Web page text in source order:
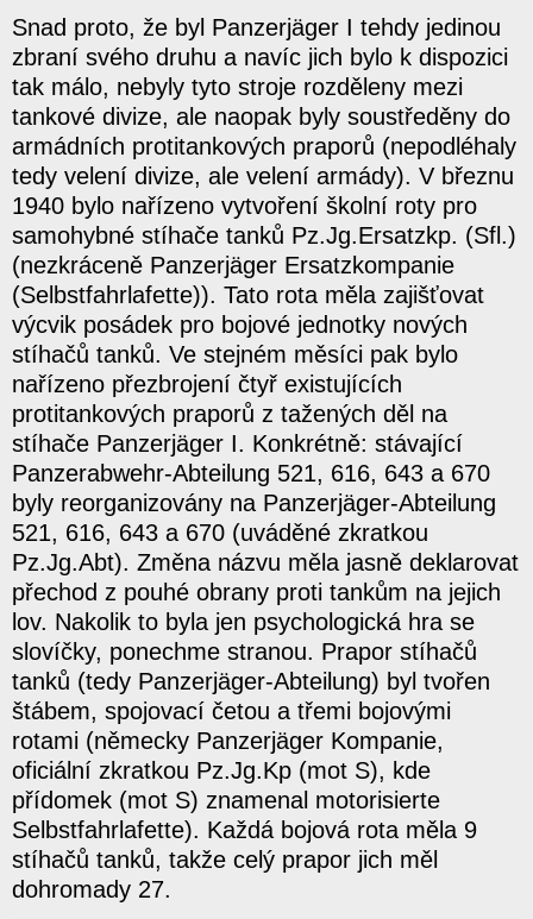
Snad proto, že byl Panzerjäger I tehdy jedinou
zbraní svého druhu a navíc jich bylo k dispozici
tak málo, nebyly tyto stroje rozděleny mezi
tankové divize, ale naopak byly soustředěny do
armádních protitankových praporů (nepodléhaly
tedy velení divize, ale velení armády). V březnu
1940 bylo nařízeno vytvoření školní roty pro
samohybné stíhače tanků Pz.Jg.Ersatzkp. (Sfl.)
(nezkráceně Panzerjäger Ersatzkompanie
(Selbstfahrlafette)). Tato rota měla zajišťovat
výcvik posádek pro bojové jednotky nových
stíhačů tanků. Ve stejném měsíci pak bylo
nařízeno přezbrojení čtyř existujících
protitankových praporů z tažených děl na
stíhače Panzerjäger I. Konkrétně: stávající
Panzerabwehr-Abteilung 521, 616, 643 a 670
byly reorganizovány na Panzerjäger-Abteilung
521, 616, 643 a 670 (uváděné zkratkou
Pz.Jg.Abt). Změna názvu měla jasně deklarovat
přechod z pouhé obrany proti tankům na jejich
lov. Nakolik to byla jen psychologická hra se
slovíčky, ponechme stranou. Prapor stíhačů
tanků (tedy Panzerjäger-Abteilung) byl tvořen
štábem, spojovací četou a třemi bojovými
rotami (německy Panzerjäger Kompanie,
oficiální zkratkou Pz.Jg.Kp (mot S), kde
přídomek (mot S) znamenal motorisierte
Selbstfahrlafette). Každá bojová rota měla 9
stíhačů tanků, takže celý prapor jich měl
dohromady 27.